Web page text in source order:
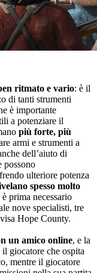
ritmato e vario: è il
di tanti strumenti
è importante
a potenziare il
più forte, più
armi e strumenti a
dell’aiuto di
possono
ulteriore potenza
spesso molto
prima necessario
nove specialisti, tre
Hope County.
un amico online, e la
giocatore che ospita
mentre il giocatore